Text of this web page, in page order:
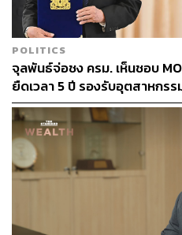
ABOUT
THE
กองบรรณ
POLITICS
จุลพันธ์จ่อชง ครม. เห็นชอบ
ยืดเวลา 5 ปี รองรับอุตสาหกร
อิสระเข้าสู่ระบบประกันสังคม